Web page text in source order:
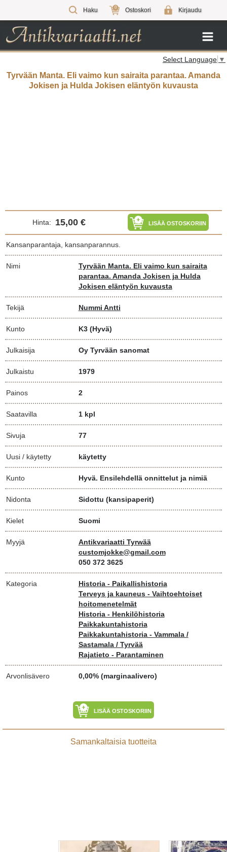
Haku 0 Ostoskori Kirjaudu
Select Language ▼
Tyrvään Manta. Eli vaimo kun sairaita parantaa. Amanda
Jokisen ja Hulda Jokisen eläntyön kuvausta
Hinta: 15,00 € LISÄÄ OSTOSKORIIN
Kansanparantaja, kansanparannus.
Nimi
Tyrvään Manta. Eli vaimo kun sairaita
parantaa. Amanda Jokisen ja Hulda
Jokisen eläntyön kuvausta
Tekijä Nummi Antti
Kunto K3 (Hyvä)
Julkaisija Oy Tyrvään sanomat
Julkaistu 1979
Painos 2
Saatavilla 1 kpl
Sivuja 77
Uusi / käytetty käytetty
Kunto Hyvä. Ensilehdellä onnittelut ja nimiä
Nidonta Sidottu (kansipaperit)
Kielet Suomi
Myyjä
Antikvariaatti Tyrwää
customjokke@gmail.com
050 372 3625
Kategoria
Historia - Paikallishistoria
Terveys ja kauneus - Vaihtoehtoiset
hoitomenetelmät
Historia - Henkilöhistoria
Paikkakuntahistoria
Paikkakuntahistoria - Vammala /
Sastamala / Tyrvää
Rajatieto - Parantaminen
Arvonlisävero 0,00% (marginaalivero)
LISÄÄ OSTOSKORIIN
Samankaltaisia tuotteita